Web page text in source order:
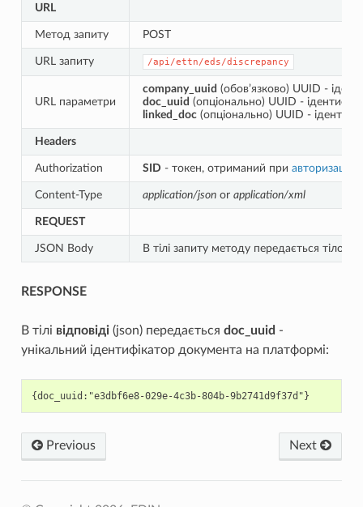
URL
Метод запиту POST
URL запиту /api/ettn/eds/discrepancy
URL параметри
company_uuid (обов’язково) UUID -
doc_uuid (опціонально) UUID -
linked_doc(опціонально) UUID -
Headers
Authorization SID - токен, отриманий при авторизації
Content-Type application/jsonor application/xml
REQUEST
JSON Body В тілі запиту методу передається тіло
RESPONSE
В тілі відповіді(json) передається doc_uuid -
унікальний ідентифікатор документа на платформі:
Previous Next